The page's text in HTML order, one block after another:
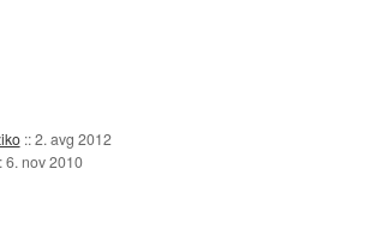
::2. avg 2012
6. nov 2010